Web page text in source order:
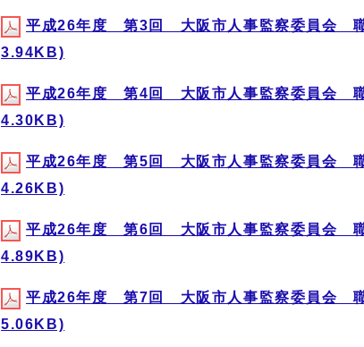
平成26年度 第3回 大阪市人事監察委員会
3.94KB)
平成26年度 第4回 大阪市人事監察委員会
4.30KB)
平成26年度 第5回 大阪市人事監察委員会
4.26KB)
平成26年度 第6回 大阪市人事監察委員会
4.89KB)
平成26年度 第7回 大阪市人事監察委員会
5.06KB)